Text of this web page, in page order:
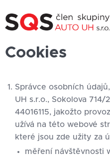
Cookies
Správce osobních
UH s.r.o., Sokolova 714/
44016115, jakožto
užívá na této webové
které jsou zde užity za
měření návštěvnosti